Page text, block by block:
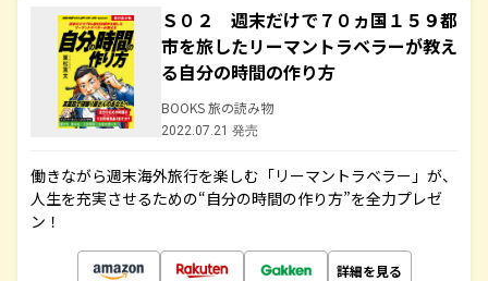
Ｓ０２ 週末だけで７０ヵ国１５９都
市を旅したリーマントラベラーが教え
る自分の時間の作り方
BOOKS 旅の読み物
2022.07.21 発売
働きながら週末海外旅行を楽しむ「リーマントラベラー」が、
人生を充実させるための“自分の時間の作り方”を全力プレゼ
ン！
詳細を見る